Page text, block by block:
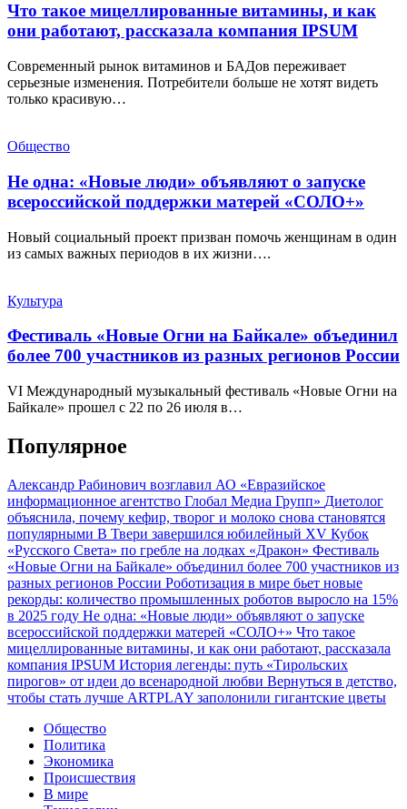
Что такое мицеллированные витамины, и как
они работают, рассказала компания IPSUM
Современный рынок витаминов и БАДов переживает
серьезные изменения. Потребители больше не хотят видеть
только красивую…
Общество
Не одна: «Новые люди» объявляют о запуске
всероссийской поддержки матерей «СОЛО+»
Новый социальный проект призван помочь женщинам в один
из самых важных периодов в их жизни….
Культура
Фестиваль «Новые Огни на Байкале» объединил
более 700 участников из разных регионов России
VI Международный музыкальный фестиваль «Новые Огни на
Байкале» прошел с 22 по 26 июля в…
Популярное
Александр Рабинович возглавил АО «Евразийское
информационное агентство Глобал Медиа Групп» Диетолог
объяснила, почему кефир, творог и молоко снова становятся
популярными В Твери завершился юбилейный XV Кубок
«Русского Света» по гребле на лодках «Дракон» Фестиваль
«Новые Огни на Байкале» объединил более 700 участников из
разных регионов России Роботизация в мире бьет новые
рекорды: количество промышленных роботов выросло на 15%
в 2025 году Не одна: «Новые люди» объявляют о запуске
всероссийской поддержки матерей «СОЛО+» Что такое
мицеллированные витамины, и как они работают, рассказала
компания IPSUM История легенды: путь «Тирольских
пирогов» от идеи до всенародной любви Вернуться в детство,
чтобы стать лучше ARTPLAY заполонили гигантские цветы
Общество
Политика
Экономика
Происшествия
В мире